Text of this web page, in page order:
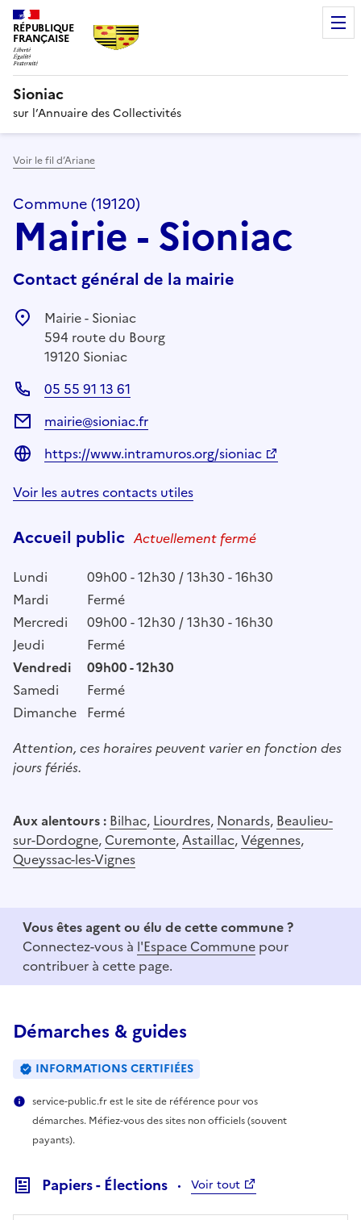
RÉPUBLIQUE
FRANÇAISE
Sioniac
sur l’Annuaire des Collectivités
Voir le fil d’Ariane
Commune (19120)
Mairie - Sioniac
Contact général de la mairie
Mairie - Sioniac
594 route du Bourg
19120 Sioniac
05 55 91 13 61
mairie@sioniac.fr
https://www.intramuros.org/sioniac
Voir les autres contacts utiles
Accueil public Actuellement fermé
Lundi
09h00 - 12h30 / 13h30 - 16h30
Mardi
Fermé
Mercredi
09h00 - 12h30 / 13h30 - 16h30
Jeudi
Fermé
Vendredi
09h00 - 12h30
Samedi
Fermé
Dimanche Fermé
Attention, ces horaires peuvent varier en fonction des
jours fériés.
Aux alentours : Bilhac, Liourdres, Nonards, Beaulieu-
sur-Dordogne, Curemonte,Astaillac,Végennes,
Queyssac-les-Vignes
Vous êtes agent ou élu de cette commune ?
Connectez-vous à l'Espace Commune pour
contribuer à cette page.
Démarches & guides
INFORMATIONS CERTIFIÉES
service-public.fr est le site de référence pour vos
démarches. Méfiez-vous des sites non officiels (souvent
payants).
Papiers - Élections Voir tout